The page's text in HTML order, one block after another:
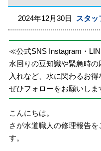
2024年12月30日 スタッ
≪公式SNS Instagram・
水回りの豆知識や緊急時
入れなど、水に関わるお得
ぜひフォローをお願いしま
こんにちは。
さが水道職人の修理報告
す。